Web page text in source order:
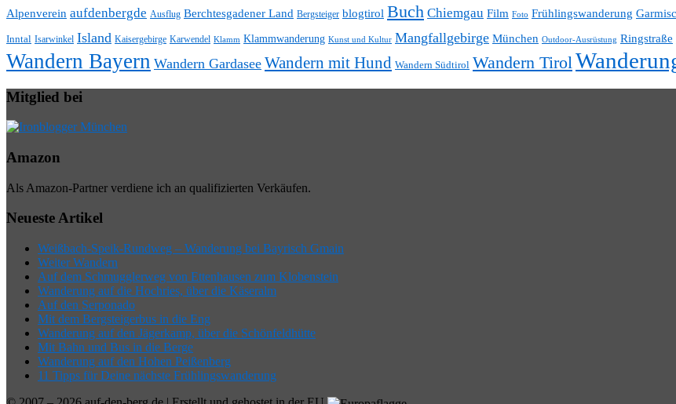
Alpenverein aufdenbergde Ausflug Berchtesgadener Land Bergsteiger blogtirol Buch Chiemgau Film Foto Frühlingswanderung
Inntal Isarwinkel Island Kaisergebirge Karwendel Klamm Klammwanderung Kunst und Kultur Mangfallgebirge München Outdoor-Ausrüstung Ringstraße
Wandern Bayern Wandern Gardasee Wandern mit Hund Wandern Südtirol Wandern Tirol
Mitglied bei
Amazon
Als Amazon-Partner verdiene ich an qualifizierten Verkäufen.
Neueste Artikel
Weißbach-Speik-Rundweg – Wanderung bei Bayrisch Gmain
Weiter Wandern
Auf dem Schmugglerweg von Ettenhausen zum Klobenstein
Wanderung auf die Hochries, über die Käseralm
Auf den Serponado
Mit dem Bergsteigerbus in die Eng
Wanderung auf den Jägerkamp, über die Schönfeldhütte
Mit Bahn und Bus in die Berge
Wanderung auf den Hohen Peißenberg
11 Tipps für Deine nächste Frühlingswanderung